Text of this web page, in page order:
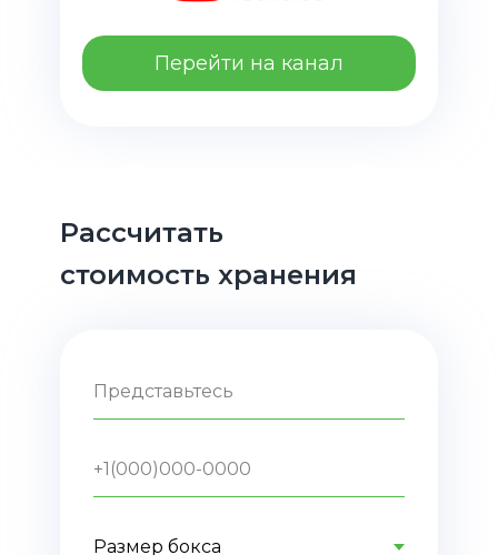
Перейти на канал
Рассчитать
стоимость хранения
Представьтесь
+1(000)000-0000